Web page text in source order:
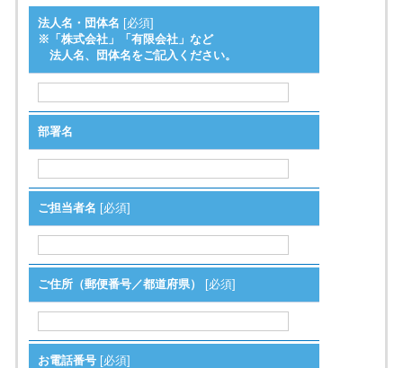
法人名・団体名 [必須]
※「株式会社」「有限会社」など
法人名、団体名をご記入ください。
部署名
ご担当者名 [必須]
ご住所（郵便番号／都道府県） [必須]
お電話番号 [必須]